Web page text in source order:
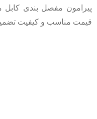
پیرامون مفصل بندی کابل
قیمت مناسب و کیفیت